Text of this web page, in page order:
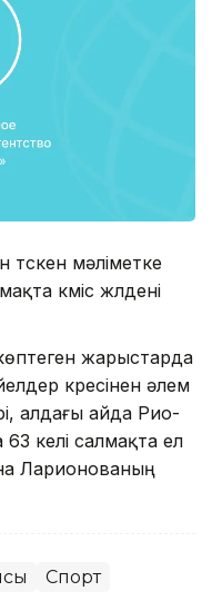
мәліметке
күміс жүлдені
жарыстарда
күресінен әлем
алдағы айда Рио-
келі салмақта ел
Ларионованың
Спорт